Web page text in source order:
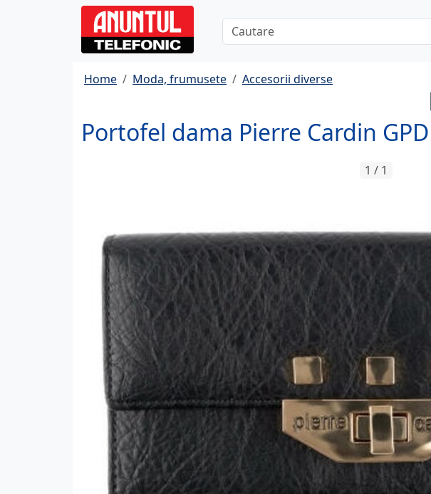
Home Moda, frumusete Accesorii diverse
Portofel dama Pierre Cardin
1 / 1